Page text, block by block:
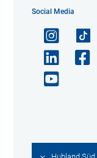
Social Media